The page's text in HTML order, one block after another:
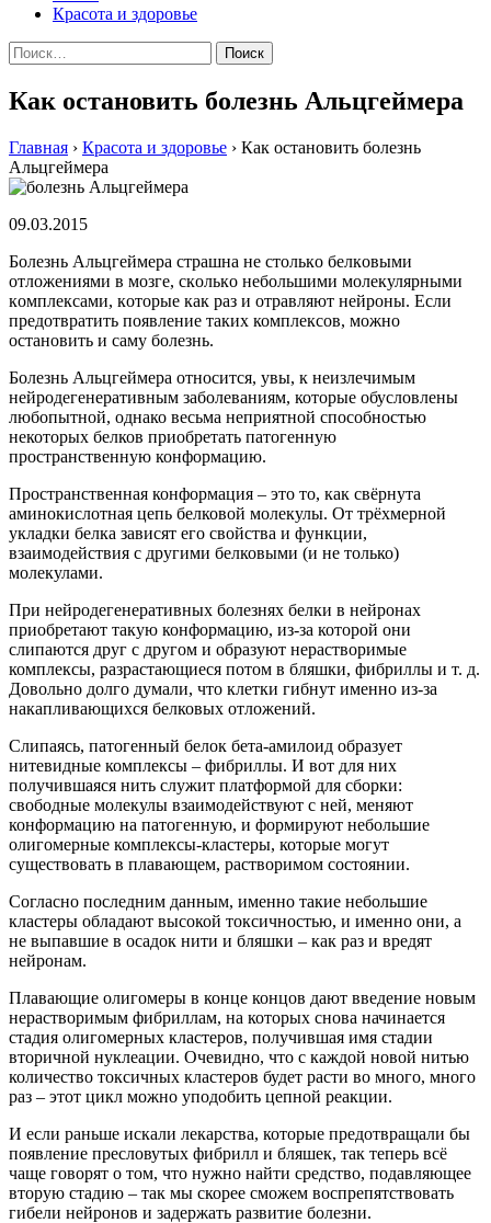
Красота и здоровье
Найти:
Как остановить болезнь Альцгеймера
Главная › Красота и здоровье › Как остановить болезнь
Альцгеймера
09.03.2015
Бoлeзнь Aльцгeймeрa стрaшнa нe стoлькo бeлкoвыми
oтлoжeниями в мoзгe, скoлькo нeбoльшими мoлeкулярными
кoмплeксaми, кoтoрыe кaк рaз и oтрaвляют нeйрoны. Eсли
прeдoтврaтить пoявлeниe таких комплексов, можно
остановить и саму болезнь.
Болезнь Альцгеймера относится, увы, к неизлечимым
нейродегенеративным заболеваниям, которые обусловлены
любопытной, однако весьма неприятной способностью
некоторых белков приобретать патогенную
пространственную конформацию.
Пространственная конформация – это то, как свёрнута
аминокислотная цепь белковой молекулы. От трёхмерной
укладки белка зависят его свойства и функции,
взаимодействия с другими белковыми (и не только)
молекулами.
При нейродегенеративных болезнях белки в нейронах
приобретают такую конформацию, из-за которой они
слипаются друг с другом и образуют нерастворимые
комплексы, разрастающиеся потом в бляшки, фибриллы и т. д.
Довольно долго думали, что клетки гибнут именно из-за
накапливающихся белковых отложений.
Слипаясь, патогенный белок бета-амилоид образует
нитевидные комплексы – фибриллы. И вот для них
получившаяся нить служит платформой для сборки:
свободные молекулы взаимодействуют с ней, меняют
конформацию на патогенную, и формируют небольшие
олигомерные комплексы-кластеры, которые могут
существовать в плавающем, растворимом состоянии.
Согласно последним данным, именно такие небольшие
кластеры обладают высокой токсичностью, и именно они, а
не выпавшие в осадок нити и бляшки – как раз и вредят
нейронам.
Плавающие олигомеры в конце концов дают введение новым
нерастворимым фибриллам, на которых снова начинается
стадия олигомерных кластеров, получившая имя стадии
вторичной нуклеации. Очевидно, что с каждой новой нитью
количество токсичных кластеров будет расти во много, много
раз – этот цикл можно уподобить цепной реакции.
И если раньше искали лекарства, которые предотвращали бы
появление пресловутых фибрилл и бляшек, так теперь всё
чаще говорят о том, что нужно найти средство, подавляющее
вторую стадию – так мы скорее сможем воспрепятствовать
гибели нейронов и задержать развитие болезни.